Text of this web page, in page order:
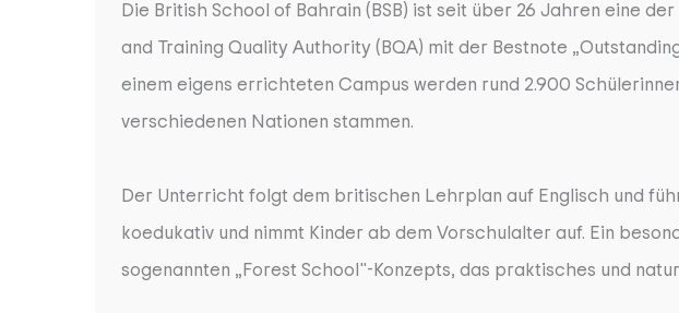
Die British School of Bahrain (BSB) ist seit über 26 Jahren eine
and Training Quality Authority (BQA) mit der Bestnote
einem eigens errichteten Campus werden rund 2.900
verschiedenen Nationen stammen.
Der Unterricht folgt dem britischen Lehrplan auf Englisch und
koedukativ und nimmt Kinder ab dem Vorschulalter auf. Ein
sogenannten „Forest School"-Konzepts, das praktisches und